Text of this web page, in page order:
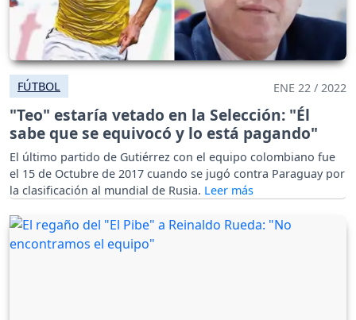
FÚTBOL ENE 22 / 2022
"Teo" estaría vetado en la Selección: "Él
sabe que se equivocó y lo está pagando"
El último partido de Gutiérrez con el equipo colombiano fue
el 15 de Octubre de 2017 cuando se jugó contra Paraguay por
la clasificación al mundial de Rusia.